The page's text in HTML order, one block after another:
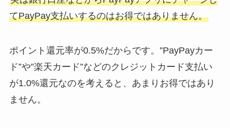
てPayPay支払いするのはお得ではありません。
ポイント還元率が0.5%だからです。”PayPayカー
ド”や”楽天カード”などのクレジットカード支払い
が1.0%還元なのを考えると、あまりお得ではあり
ません。